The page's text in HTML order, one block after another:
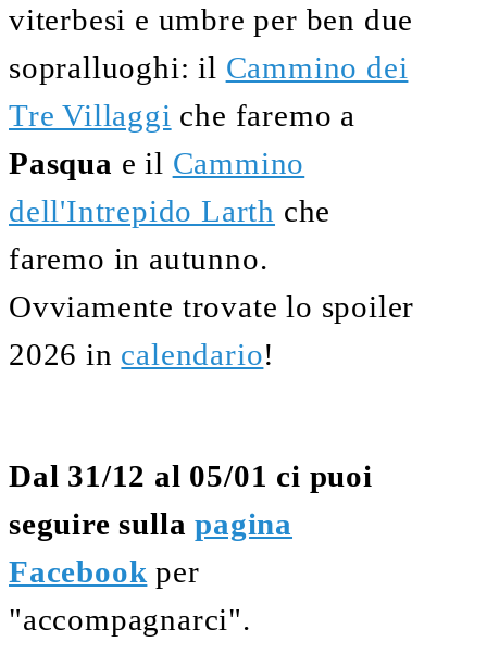
viterbesi e umbre per ben due
sopralluoghi: il Cammino dei
Tre Villaggi che faremo a
Pasqua e il Cammino
dell'Intrepido Larth che
faremo in autunno.
Ovviamente trovate lo spoiler
2026 in calendario!
Dal 31/12 al 05/01 ci puoi
seguire sullapagina
Facebook per
"accompagnarci".